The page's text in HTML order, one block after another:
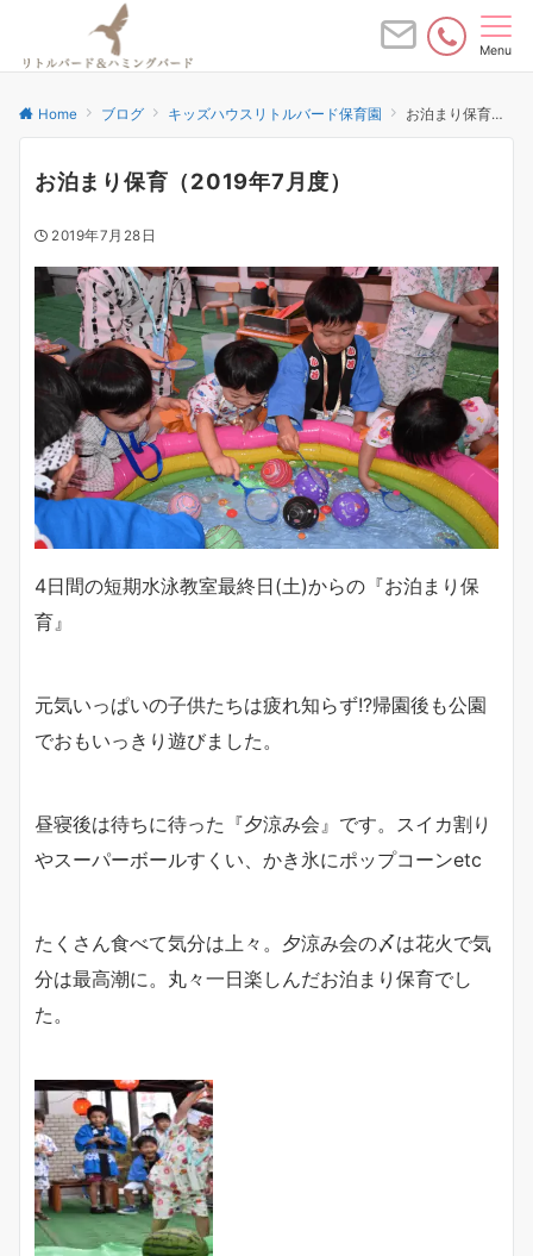
Menu
Home ブログ キッズハウスリトルバード保育園 お泊まり保育（2019年7月度）
お泊まり保育（2019年7月度）
2019年7月28日
4日間の短期水泳教室最終日(土)からの『お泊まり保
育』
元気いっぱいの子供たちは疲れ知らず!?帰園後も公園
でおもいっきり遊びました。
昼寝後は待ちに待った『夕涼み会』です。スイカ割り
やスーパーボールすくい、かき氷にポップコーンetc
たくさん食べて気分は上々。夕涼み会の〆は花火で気
分は最高潮に。丸々一日楽しんだお泊まり保育でし
た。